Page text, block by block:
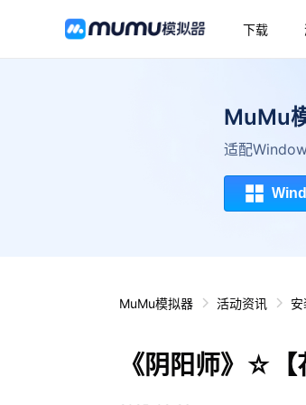
下载
MuMu
适配
MuMu模拟器 活动资讯
《阴阳师》☆